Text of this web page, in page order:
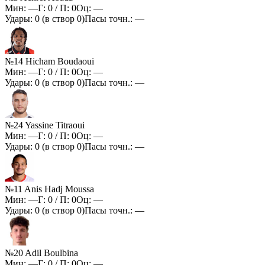
Мин: —Г: 0 / П: 0Оц: —
Удары: 0 (в створ 0)Пасы точн.: —
№14 Hicham Boudaoui
Мин: —Г: 0 / П: 0Оц: —
Удары: 0 (в створ 0)Пасы точн.: —
№24 Yassine Titraoui
Мин: —Г: 0 / П: 0Оц: —
Удары: 0 (в створ 0)Пасы точн.: —
№11 Anis Hadj Moussa
Мин: —Г: 0 / П: 0Оц: —
Удары: 0 (в створ 0)Пасы точн.: —
№20 Adil Boulbina